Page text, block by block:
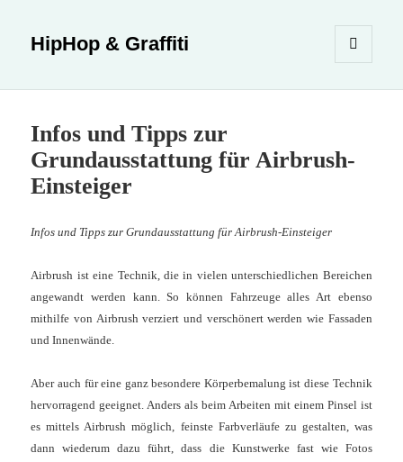
HipHop & Graffiti
WIDGETS
Infos und Tipps zur
Grundausstattung für Airbrush-
Einsteiger
Infos und Tipps zur Grundausstattung für Airbrush-Einsteiger
Airbrush ist eine Technik, die in vielen unterschiedlichen Bereichen
angewandt werden kann. So können Fahrzeuge alles Art ebenso
mithilfe von Airbrush verziert und verschönert werden wie Fassaden
und Innenwände.
Aber auch für eine ganz besondere Körperbemalung ist diese Technik
hervorragend geeignet. Anders als beim Arbeiten mit einem Pinsel ist
es mittels Airbrush möglich, feinste Farbverläufe zu gestalten, was
dann wiederum dazu führt, dass die Kunstwerke fast wie Fotos